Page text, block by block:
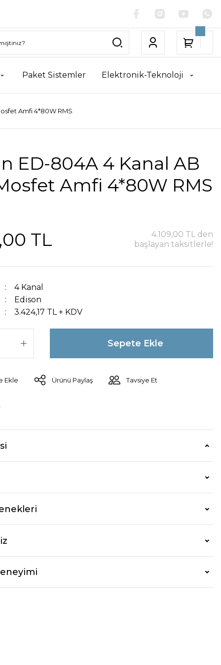
Paket Sistemler Elektronik-Teknoloji
Amfi 4*80W RMS
ED-804A 4 Kanal AB
Amfi 4*80W RMS
TL
4.109,00 TL den
başlayan taksitlerle!
4 Kanal
Edison
3.424,17 TL + KDV
Sepete Ekle
Ürünü Paylaş Tavsiye Et